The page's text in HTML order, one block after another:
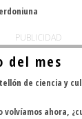
PUBLICIDAD
del mes
de ciencia y
volvíamos ahora,